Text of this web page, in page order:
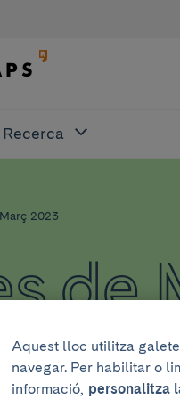
Recerca
Març 2023
de
Aquest lloc utilitza
navegar. Per habilitar o
informació, personalitza